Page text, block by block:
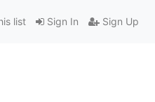
Sign In Sign Up
list